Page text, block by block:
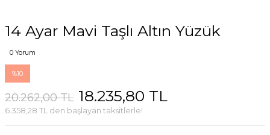
14 Ayar Mavi Taşlı Altın Yüzük
0 Yorum
%10
20.262,00 TL 18.235,80 TL
6.358,28 TL den başlayan taksitlerle!